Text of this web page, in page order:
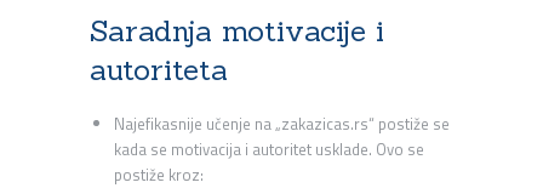
Saradnja motivacije i
autoriteta
Najefikasnije učenje na „zakazicas.rs“ postiže se
kada se motivacija i autoritet usklade. Ovo se
postiže kroz: